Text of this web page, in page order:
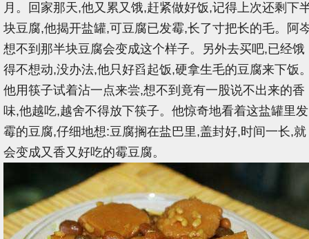
月。回家那天,他又累又饿,赶紧做好饭,记得上次还剩下
块豆腐,他揭开盐罐,可豆腐已发霉,长了寸把长的毛。阿
想不到那半块豆腐会变成这个样子。另外去买吧,已经饿
得不想动,没办法,他只好舀起饭,硬拿生毛的豆腐来下饭
他用筷子试着沾一点来尝,想不到竟有一股说不出来的香
味,他越吃,越舍不得放下筷子。他惊奇地看着这盐罐里发
霉的豆腐,仔细地想:豆腐搁在盐巴里,盖封好,时间一长,就
会变成又香又好吃的霉豆腐。